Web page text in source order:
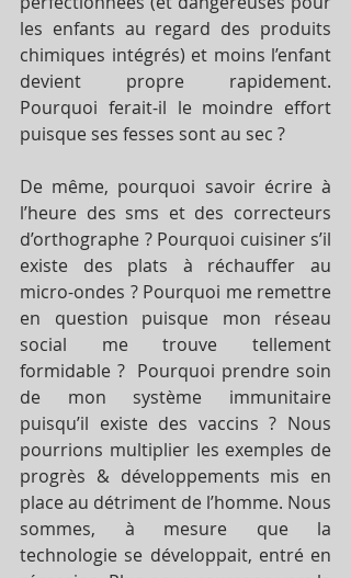
les enfants au regard des produits
chimiques intégrés) et moins l’enfant
devient propre rapidement.
Pourquoi ferait-il le moindre effort
puisque ses fesses sont au sec ?
De même, pourquoi savoir écrire à
l’heure des sms et des correcteurs
d’orthographe ? Pourquoi cuisiner s’il
existe des plats à réchauffer au
micro-ondes ? Pourquoi me remettre
en question puisque mon réseau
social me trouve tellement
formidable ?  Pourquoi prendre soin
de mon système immunitaire
puisqu’il existe des vaccins ? Nous
pourrions multiplier les exemples de
progrès & développements mis en
place au détriment de l’homme. Nous
sommes, à mesure que la
technologie se développait, entré en